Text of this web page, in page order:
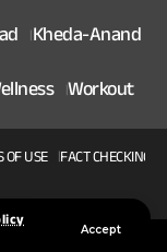
Accept
Kheda-Anand
Workout
OF USE FACT CHECKING
❤ By Squidteck